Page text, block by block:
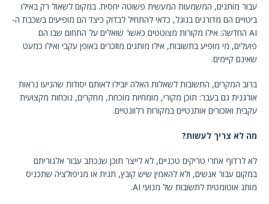
עבור מותגים, המשמעות המעשית פשוטה יחסית. במקום לשאול רק באילו
ביטויים הם מדורגים בגוגל, כדאי להתחיל לבדוק כיצד הם מופיעים בשכבת ה-
AI החדשה: אילו מקורות מצוטטים כאשר שואלים על התחום שבו הם
פועלים, מי מופיע בתשובות, אילו מותגים מוזכרים באופן עקבי ואילו כמעט
שאינם קיימים.
ברוב המקרים, התשובות לשאלות האלה יובילו לאותם יסודות שהניעו נראות
אורגנית גם בעבר: תוכן מקורי, מומחיות מוכחת, מחקרים, נוכחות מקצועית
עקבית ואזכורים אותנטיים במקורות רלוונטיים.
מה לא צריך לעשות?
לא לרדוף אחרי טריקים טכניים, לא לייצר תוכן שנכתב עבור אלגוריתם
במקום עבור אנשים, ולא להאמין שיש קובץ, תגית או מניפולציה שתכניס
מותג אוטומטית לתשובות של מנועי AI.